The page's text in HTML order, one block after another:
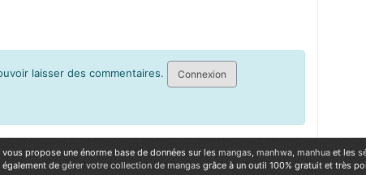
laisser des commentaires. Connexion
vous propose une énorme base de données sur les mangas, manhwa, manhua et les
de gérer votre collection de mangas grâce à un outil 100% gratuit et très